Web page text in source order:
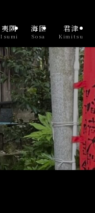
夷隅
Isumi
海匝
Sosa
君津
Kimitsu